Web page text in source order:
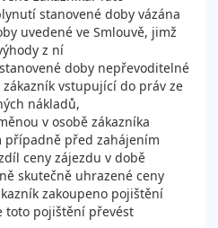
stanovené doby vázána
uvedené ve Smlouvě, jimž
z ní
doby nepřevoditelné
vstupující do práv ze
nákladů,
v osobě zákazníka
případně před zahájením
ceny zájezdu v době
skutečně uhrazené ceny
zakoupeno pojištění
toto pojištění převést